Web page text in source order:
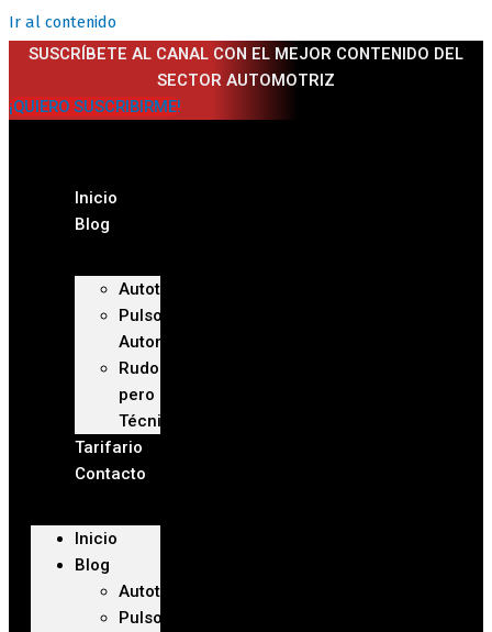
Ir al contenido
SUSCRÍBETE AL CANAL CON EL MEJOR CONTENIDO DEL
SECTOR AUTOMOTRIZ
¡QUIERO SUSCRIBIRME!
Inicio
Blog
Autoteca
Pulso
Automotriz
Rudo
pero
Técnico
Tarifario
Contacto
Inicio
Blog
Autoteca
Pulso